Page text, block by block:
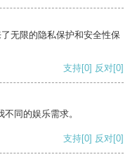
无限的隐私保护和安全性保
支持[0] 反对[0]
同的娱乐需求。
支持[0] 反对[0]